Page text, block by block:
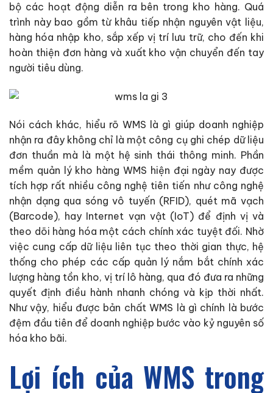
bộ các hoạt động diễn ra bên trong kho hàng. Quá
trình này bao gồm từ khâu tiếp nhận nguyên vật liệu,
hàng hóa nhập kho, sắp xếp vị trí lưu trữ, cho đến khi
hoàn thiện đơn hàng và xuất kho vận chuyển đến tay
người tiêu dùng.
Nói cách khác, hiểu rõ WMS là gì giúp doanh nghiệp
nhận ra đây không chỉ là một công cụ ghi chép dữ liệu
đơn thuần mà là một hệ sinh thái thông minh. Phần
mềm quản lý kho hàng WMS hiện đại ngày nay được
tích hợp rất nhiều công nghệ tiên tiến như công nghệ
nhận dạng qua sóng vô tuyến (RFID), quét mã vạch
(Barcode), hay Internet vạn vật (IoT) để định vị và
theo dõi hàng hóa một cách chính xác tuyệt đối. Nhờ
việc cung cấp dữ liệu liên tục theo thời gian thực, hệ
thống cho phép các cấp quản lý nắm bắt chính xác
lượng hàng tồn kho, vị trí lô hàng, qua đó đưa ra những
quyết định điều hành nhanh chóng và kịp thời nhất.
Như vậy, hiểu được bản chất WMS là gì chính là bước
đệm đầu tiên để doanh nghiệp bước vào kỷ nguyên số
hóa kho bãi.
Lợi ích của WMS trong